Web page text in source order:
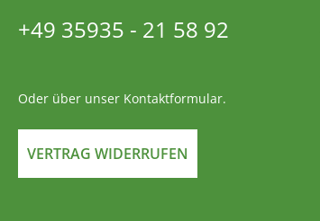
+49 35935 - 21 58 92
Oder über unser Kontaktformular.
VERTRAG WIDERRUFEN